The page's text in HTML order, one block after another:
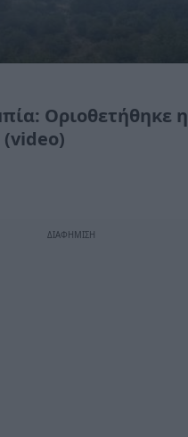
Οριοθετήθηκε